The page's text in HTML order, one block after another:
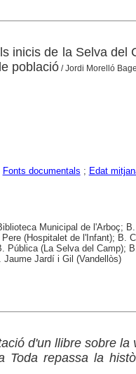
inicis de la Selva del
població/ Jordi Morelló
Fonts documentals ; Edat
Municipal de l'Arboç;
(Hospitalet de l'Infant); B.
Pública (La Selva del Camp); B.
Jaume Jardí i Gil (Vandellòs)
d'un llibre sobre la
Toda repassa la